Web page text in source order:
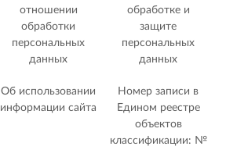
отношении
обработки
персональных
данных
обработке и
защите
персональных
данных
Об использовании
информации сайта
Номер записи в
Едином реестре
объектов
классификации: №